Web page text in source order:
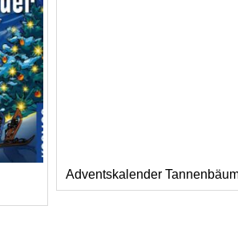
Adventskalender